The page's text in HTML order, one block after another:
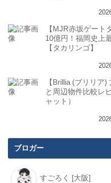
【MJR赤坂ゲート
10億円！福岡史上
【タカリンゴ】
【Brillia (ブリリア
と周辺物件比較レ
ャット）
ブロガー
すごろく [大阪]